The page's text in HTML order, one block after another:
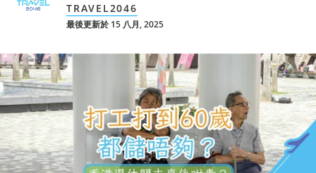
TRAVEL2046
最後更新於 15 八月, 2025